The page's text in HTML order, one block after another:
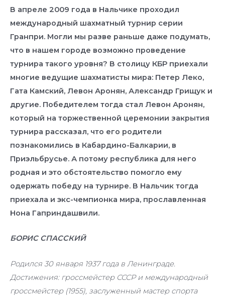
В апреле 2009 года в Нальчике проходил
международный шахматный турнир серии
Гранпри. Могли мы разве раньше даже подумать,
что в нашем городе возможно проведение
турнира такого уровня? В столицу КБР приехали
многие ведущие шахматисты мира: Петер Леко,
Гата Камский, Левон Аронян, Александр Грищук и
другие. Победителем тогда стал Левон Аронян,
который на торжественной церемонии закрытия
турнира рассказал, что его родители
познакомились в Кабардино-Балкарии, в
Приэльбрусье. А потому республика для него
родная и это обстоятельство помогло ему
одержать победу на турнире. В Нальчик тогда
приехала и экс-чемпионка мира, прославленная
Нона Гаприндашвили.
БОРИС СПАССКИЙ
Родился 30 января 1937 года в Ленинграде.
Достижения: гроссмейстер СССР и международный
гроссмейстер (1955), заслуженный мастер спорта